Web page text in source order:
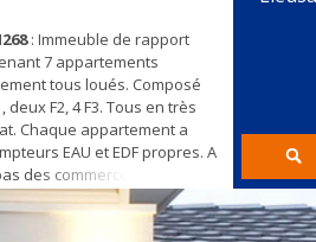
: Immeuble de rapport
7 appartements
tous loués. Composé
deux F2, 4 F3. Tous en très
Chaque appartement a
EAU et EDF propres. A
des commerces et 15 à
D f3 40m² 650€ f2 32m²
30m² 600€ f2 33m²